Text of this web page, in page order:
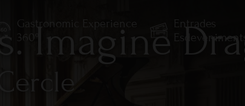
Gastronomic Experience
360º
Entrades
Imagine